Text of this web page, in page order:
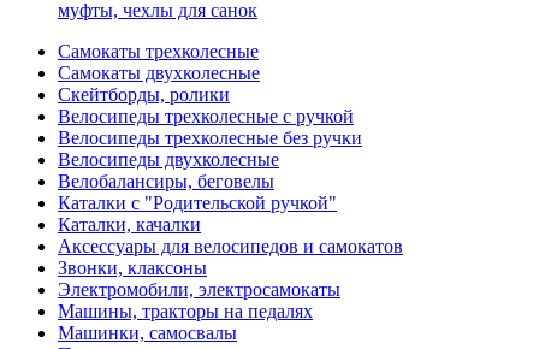
муфты, чехлы для санок
Самокаты трехколесные
Самокаты двухколесные
Скейтборды, ролики
Велосипеды трехколесные с ручкой
Велосипеды трехколесные без ручки
Велосипеды двухколесные
Велобалансиры, беговелы
Каталки с "Родительской ручкой"
Каталки, качалки
Аксессуары для велосипедов и самокатов
Звонки, клаксоны
Электромобили, электросамокаты
Машины, тракторы на педалях
Машинки, самосвалы